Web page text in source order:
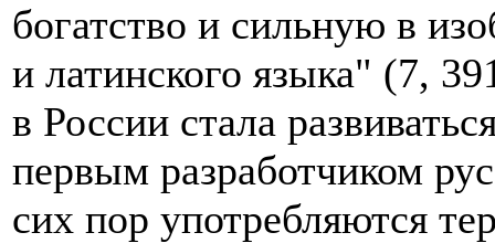
богатство и сильную в
и латинского языка" (7,
в России стала
первым разработчиком
сих пор употребляются